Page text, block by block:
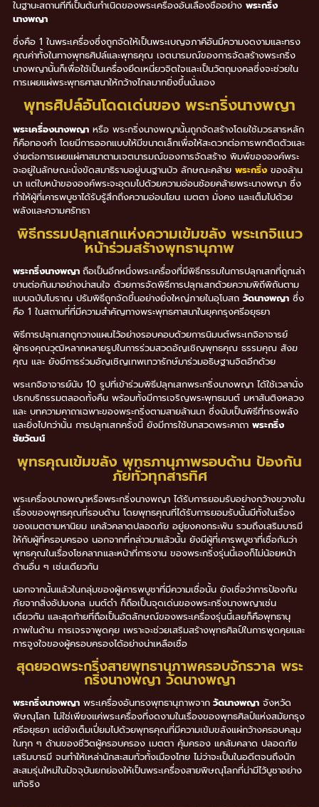
ในฐานะสถานที่ที่เป็นต้นกำเนิดของพระเครื่องอันเลื่องชื่ออย่าง พระกริ่ง
นางพญา
ซึ่งคือ 1 ในพระเครื่องซึ่งถูกจัดให้เป็นพระเบญจภาคีอันมีความงดงามและทรง
คุณค่าทั้งในทางพุทธศิปล์และพุทธคุณ เจตนารมณ์ของการจัดสร้างพระกริ่ง
นางพญานั้นก็เพื่อใช้เป็นเครื่องยึดเหนี่ยวจิตใจและเป็นวัตถุมงคลซึ่งจะช่วยใน
การเผยแผ่พระพุทธศาสนาให้กว้างไกลมากยิ่งขึ้นนั่นเอง
พุทธศิปล์อันโดดเด่นของ พระกริ่งนางพญา
พระเครื่องนางพญา หรือ พระกริ่งนางพญานั้นถูกจัดสร้างโดยใช้มวรสารหลัก
ก็คือทองคำ โดยมีการออกแบบให้มีขนาดเล็กเพื่อให้สะดวกต่อการพกติดตัวและ
ง่ายต่อการเผยแผ่ศาสนาตามเจตนารมณ์ของการจัดสร้าง พิมพ์ขององค์พระ
จะอยู่ในลักษณะนั่งขัดสมาธิราบอยู่บนฐานบัว ลักษณะคล้าย พระกริ่ง ของล้าน
นา แต่ใบหน้าขององค์พระจะอุดมไปด้วยความอ่อนช้อยคล้ายพระนางพญา ซึ่ง
ทำให้ผู้ที่เคารพบูชาได้รับรู้สึกถึงความอ่อนโยน เมตตา มั่งคง และเต็มไปด้วย
พลังและความศรัทธา
พิธีกรรมปลุกเสกแห่งความเข้มขลัง พระเกจิแนว
หน้าร่วมสร้างพุทธานุภาพ
พระกริ่งนางพญา ถือเป็นอีกหนึ่งพระเครื่องที่มีพิธีกรรมในการปลุกเสกที่ถูกเล่า
ขานต่อกันมาอย่างน่าสนใจ ด้วยการจัดพิธีการปลุกเสกด้วยความพิถีพิถันตาม
แบบฉบับโบราณ ปรัมพิธีถูกจัดขึ้นอย่างยิ่งใหญ่ภายในอุโบสถ วัดนางพญา ซึ่ง
คือ 1 ในสถานที่ที่มีความสำคัญทางพระพุทธศาสนาในยุคกรุงศรีอยุธยา
พิธีการปลุกเสกถูกวางแผนไว้อย่างรอบคอบด้วยการนิมนต์พระเกจิอาจารย์
ผู้ทรงคุณวุฒิหลากหลายรูปในการร่วมสวดอัญเชิญพุทธคุณ ธรรมคุณ สังฆ
คุณ และ ยังมีการร่วมอัญเชิญเทพเทวารักษ์มาร่วมอธิษฐานจิตอีกด้วย
พระเกจิอาจารย์นับ 10 รูปที่เข้าร่วมพิธีปลุกเสกพระกริ่งนางพญา ได้ใช้เวลานั่ง
ปรกบริกรรมตลอดทั้งคืน พร้อมทั้งมีการเจริญพระพุทธมนต์ มหาสันติงหลวง
และ บทความคาถาเฉพาะของพระกริ่งตามสายล้านนา ซึ่งนับเป็นพิธีที่ทรงพลัง
และยิ่งไปกว่านั้น การปลุกเสกครั้งนี้ ยังมีการใช้บทสวดพระคาถา พระกริ่ง
ชัยวัฒน์
พุทธคุณเข้มขลัง พุทธภานุภาพรอบด้าน ป้องกัน
ภัยทั่วทุกสารทิศ
พระเครื่องนางพญาหรือพระกริ่งนางพญา ได้รับการยอมรับอย่างกว้างขวางใน
เรื่องของพุทธคุณที่รอบด้าน โดยพุทธคุณที่ได้รับการยอมรับนั้นมีทั้งในเรื่อง
ของเมตตามหานิยม แคล้วคลาดปลอดภัย อยู่ยงคงกระพัน รวมถึงเสริมบารมี
ให้กับผู้ที่ครอบครอง นอกจากที่กล่าวมาแล้วนั้น ยังมีผู้ที่เคารพบูชาที่เชื่อกันว่า
พุทธคุณในเรื่องโชคลาภและหน้าที่การงาน ของพระกริ่งรุ่นนี้เองก็ไม่น้อยหน้า
ด้านอื่น ๆ เช่นเดียวกัน
นอกจากนั้นแล้วในกลุ่มของผู้เคารพบูชาที่มีความเชื่อนั้น ยังเชื่อว่าการป้องกัน
ภัยจากสิ่งอัปมงคล มนต์ดำ ก็ถือเป็นจุดเด่นของพระกริ่งนางพญาเช่น
เดียวกัน และสุดท้ายที่ถือเป็นอัตลักษณ์ของพระเครื่องรุ่นนี้เลยก็คือพุทธานุ
ภาพในด้าน การเจรจาพูดคุย เพราะจะช่วยเสริมสร้างพุทธศิลป์ในการพูดคุยและ
การจูงใจของผู้ครอบครองได้อย่างน่าเหลือเชื่อ
สุดยอดพระกริ่งสายพุทธานุภาพครอบจักรวาล พระ
กริ่งนางพญา วัดนางพญา
พระกริ่งนางพญา พระเครื่องอันทรงพุทธานุภาพจาก วัดนางพญา จังหวัด
พิษณุโลก ไม่ใช่เพียงแค่พระเครื่องที่งดงามในเรื่องของพุทธศิลป์แห่งสมัยกรุง
ศรีอยุธยา แต่ยังเต็มเปี่ยมไปด้วยพุทธคุณที่มีความเข้มขลังแผ่กว้างครอบคลุม
ในทุก ๆ ด้านของชีวิตผู้ครอบครอง เมตตา คุ้มครอง แคล้มคลาด ปลอดภัย
เสริมบารมี จนทำให้เหล่านักสะสมทั่วทั้งเมืองไทย ไม่ว่าจะเป็นในอดีตจนถึงนัก
สะสมรุ่นใหม่ในปัจจุบันยกย่องให้เป็นพระเครื่องสายพิษณุโลกที่น่ามีไว้บูชาอย่าง
แท้จริง